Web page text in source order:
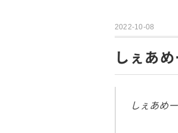
2022-10-08
しぇあ
しぇあめ